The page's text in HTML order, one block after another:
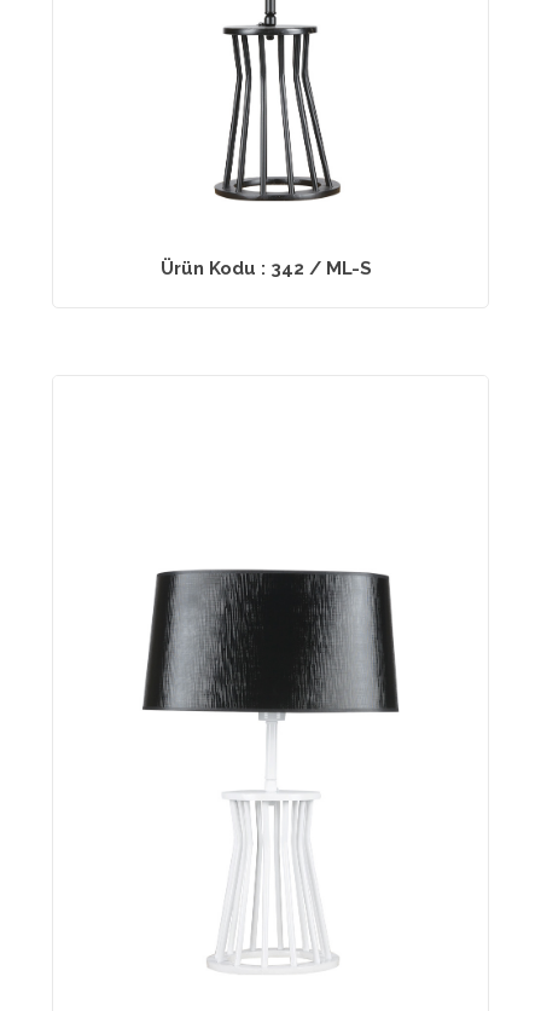
Ürün Kodu : 342 / ML-S